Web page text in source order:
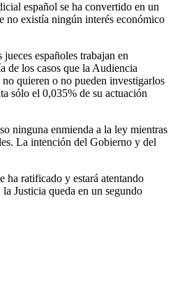
español se ha convertido en un
no existía ningún interés económico
españoles trabajan en
de los casos que la Audiencia
quieren o no pueden investigarlos
sólo el 0,035% de su actuación
ninguna enmienda a la ley mientras
La intención del Gobierno y del
ha ratificado y estará atentando
Justicia queda en un segundo